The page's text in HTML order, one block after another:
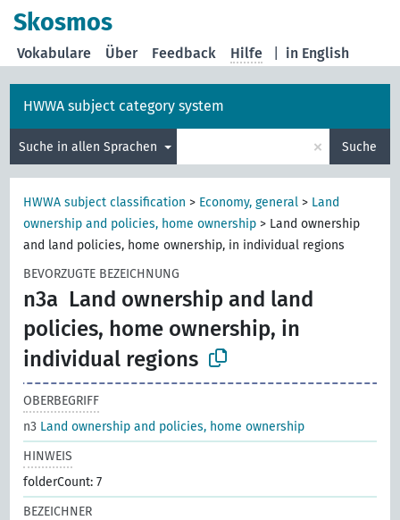
Skosmos
in English
Vokabulare Über Feedback Hilfe
HWWA subject category system
Suche in allen Sprachen × Suche
HWWA subject classification > Economy, general > Land
ownership and policies, home ownership > Land ownership
and land policies, home ownership, in individual regions
BEVORZUGTE BEZEICHNUNG
n3a Land ownership and land
policies, home ownership, in
individual regions
OBERBEGRIFF
n3 Land ownership and policies, home ownership
HINWEIS
folderCount: 7
BEZEICHNER